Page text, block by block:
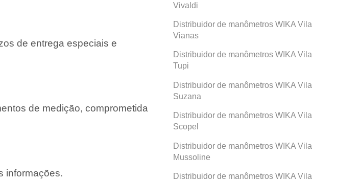
de entrega especiais e
de medição, comprometida
informações.
Vivaldi
Distribuidor de manômetros WIKA Vila
Vianas
Distribuidor de manômetros WIKA Vila
Tupi
Distribuidor de manômetros WIKA Vila
Suzana
Distribuidor de manômetros WIKA Vila
Scopel
Distribuidor de manômetros WIKA Vila
Mussoline
Distribuidor de manômetros WIKA Vila